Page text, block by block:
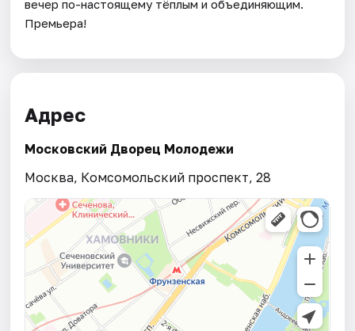
вечер по-настоящему тёплым и объединяющим.
Премьера!
Адрес
Московский Дворец Молодежи
Москва, Комсомольский проспект, 28